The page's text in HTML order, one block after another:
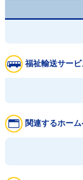
福祉輸送サービ
関連するホー